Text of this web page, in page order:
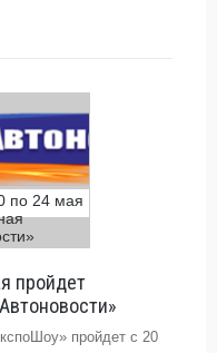
пройдет
пройдет с 20